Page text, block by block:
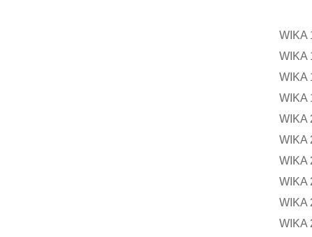
WIKA
WIKA
WIKA
WIKA
WIKA
WIKA
WIKA
WIKA
WIKA
WIKA